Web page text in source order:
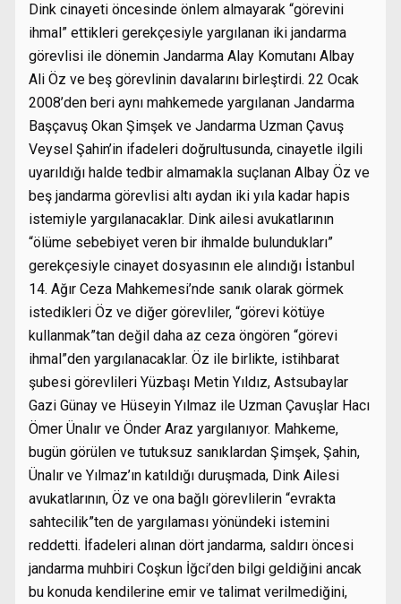
Dink cinayeti öncesinde önlem almayarak “görevini
ihmal” ettikleri gerekçesiyle yargılanan iki jandarma
görevlisi ile dönemin Jandarma Alay Komutanı Albay
Ali Öz ve beş görevlinin davalarını birleştirdi. 22 Ocak
2008’den beri aynı mahkemede yargılanan Jandarma
Başçavuş Okan Şimşek ve Jandarma Uzman Çavuş
Veysel Şahin’in ifadeleri doğrultusunda, cinayetle ilgili
uyarıldığı halde tedbir almamakla suçlanan Albay Öz ve
beş jandarma görevlisi altı aydan iki yıla kadar hapis
istemiyle yargılanacaklar. Dink ailesi avukatlarının
“ölüme sebebiyet veren bir ihmalde bulundukları”
gerekçesiyle cinayet dosyasının ele alındığı İstanbul
14. Ağır Ceza Mahkemesi’nde sanık olarak görmek
istedikleri Öz ve diğer görevliler, “görevi kötüye
kullanmak”tan değil daha az ceza öngören “görevi
ihmal”den yargılanacaklar. Öz ile birlikte, istihbarat
şubesi görevlileri Yüzbaşı Metin Yıldız, Astsubaylar
Gazi Günay ve Hüseyin Yılmaz ile Uzman Çavuşlar Hacı
Ömer Ünalır ve Önder Araz yargılanıyor. Mahkeme,
bugün görülen ve tutuksuz sanıklardan Şimşek, Şahin,
Ünalır ve Yılmaz’ın katıldığı duruşmada, Dink Ailesi
avukatlarının, Öz ve ona bağlı görevlilerin “evrakta
sahtecilik”ten de yargılaması yönündeki istemini
reddetti. İfadeleri alınan dört jandarma, saldırı öncesi
jandarma muhbiri Coşkun İğci’den bilgi geldiğini ancak
bu konuda kendilerine emir ve talimat verilmediğini,